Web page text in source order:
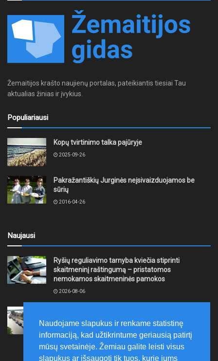
Žemaitijos krašto naujienų portalas, pateikiantis tiesiai Tau
aktualias žinias ir įvykius.
Populiariausi
Kopų tvirtinimo talka pajūryje
2025-09-26
Pakražantiškių Jurginės neįsivaizduojamos be
sūrių
2016-04-26
Naujausi
Ryšių reguliavimo tarnyba kviečia stiprinti
skaitmeninį raštingumą – pristatomos
nemokamos skaitmeninės pamokos
2026-08-06
Klaipėdoje juda į priekį
2026-08-06
Naudojame slapukus ir renkame statistinę
informaciją, kad užtikrintume geriausią patirtį
mūsų svetainėje. Žemiau galite leisti visus
slapukus ar išsaugoti tik tuos, kurie jums